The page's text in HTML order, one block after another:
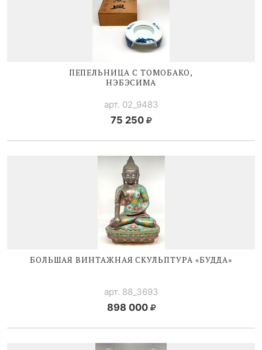
ПЕПЕЛЬНИЦА С ТОМОБАКО,
НЭБЭСИМА
арт. 02_9483
75 250
БОЛЬШАЯ ВИНТАЖНАЯ СКУЛЬПТУРА «БУДДА»
арт. 88_3693
898 000